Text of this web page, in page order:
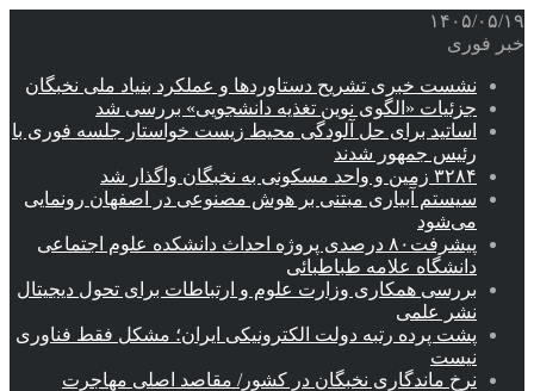
۱۴۰۵/۰۵/۱۹
خبر فوری
نشست خبری تشریح دستاوردها و عملکرد بنیاد ملی نخبگان
جزئیات «الگوی نوین تغذیه دانشجویی» بررسی شد
اساتید برای حل آلودگی محیط زیست خواستار جلسه فوری با
رئیس جمهور شدند
۳۲۸۴ زمین و واحد مسکونی به نخبگان واگذار شد
سیستم آبیاری مبتنی بر هوش مصنوعی در اصفهان رونمایی
می‌شود
پیشرفت۸۰ درصدی پروژه احداث دانشکده علوم اجتماعی
دانشگاه علامه طباطبائی
بررسی همکاری وزارت علوم و ارتباطات برای تحول دیجیتال
نشر علمی
پشت پرده رتبه دولت الکترونیکی ایران؛ مشکل فقط فناوری
نیست
نرخ ماندگاری نخبگان در کشور/ مقاصد اصلی مهاجرت